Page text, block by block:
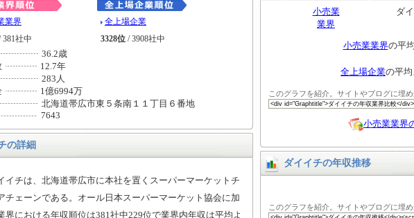
業界
381社中
全上場企業
3328位 / 3908社中
36.2歳
12.7年
283人
1億6994万
北海道帯広市東５条南１１丁目６番地
7643
の詳細
イチは、北海道帯広市に本社を置くスーパーマーケットチ
チェーンである。オール日本スーパーマーケット協会に加
界における年収順位は381社中229位で業界内年収は平均よ
小売業
業界
ダ
小売業業界の平
全上場企業の平
このグラフを紹介。サイトやブログに埋
小売業業界
ダイイチの年収推移
このグラフを紹介。サイトやブログに埋